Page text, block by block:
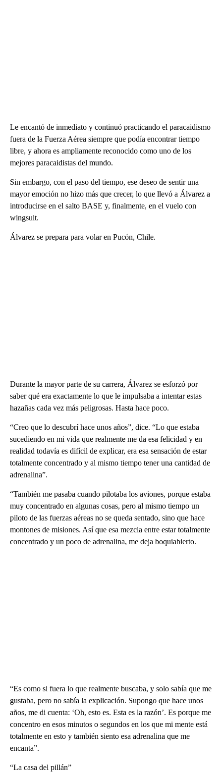
Le encantó de inmediato y continuó practicando el paracaidismo
fuera de la Fuerza Aérea siempre que podía encontrar tiempo
libre, y ahora es ampliamente reconocido como uno de los
mejores paracaidistas del mundo.
Sin embargo, con el paso del tiempo, ese deseo de sentir una
mayor emoción no hizo más que crecer, lo que llevó a Álvarez a
introducirse en el salto BASE y, finalmente, en el vuelo con
wingsuit.
Álvarez se prepara para volar en Pucón, Chile.
Durante la mayor parte de su carrera, Álvarez se esforzó por
saber qué era exactamente lo que le impulsaba a intentar estas
hazañas cada vez más peligrosas. Hasta hace poco.
“Creo que lo descubrí hace unos años”, dice. “Lo que estaba
sucediendo en mi vida que realmente me da esa felicidad y en
realidad todavía es difícil de explicar, era esa sensación de estar
totalmente concentrado y al mismo tiempo tener una cantidad de
adrenalina”.
“También me pasaba cuando pilotaba los aviones, porque estaba
muy concentrado en algunas cosas, pero al mismo tiempo un
piloto de las fuerzas aéreas no se queda sentado, sino que hace
montones de misiones. Así que esa mezcla entre estar totalmente
concentrado y un poco de adrenalina, me deja boquiabierto.
“Es como si fuera lo que realmente buscaba, y solo sabía que me
gustaba, pero no sabía la explicación. Supongo que hace unos
años, me di cuenta: ‘Oh, esto es. Esta es la razón’. Es porque me
concentro en esos minutos o segundos en los que mi mente está
totalmente en esto y también siento esa adrenalina que me
encanta”.
“La casa del pillán”